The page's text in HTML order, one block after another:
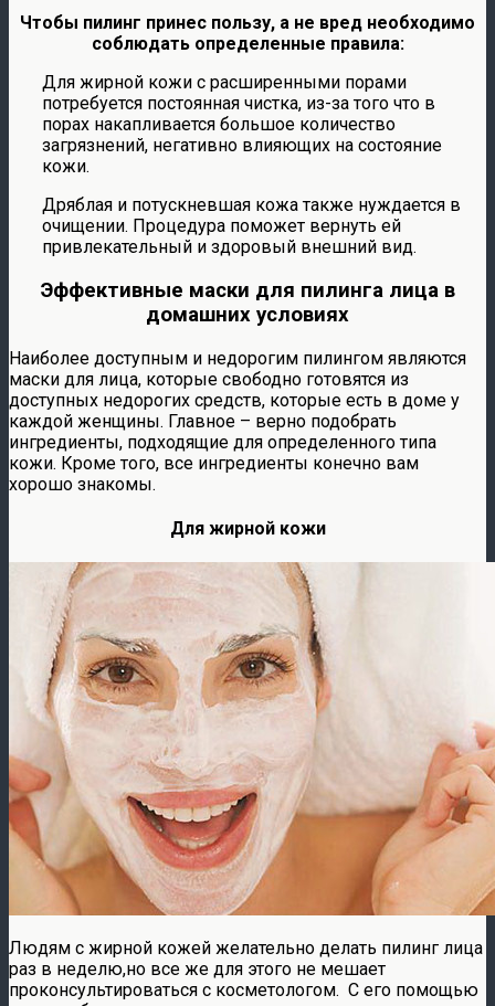
Чтобы пилинг принес пользу, а не вред необходимо
соблюдать определенные правила:
Для жирной кожи с расширенными порами
потребуется постоянная чистка, из-за того что в
порах накапливается большое количество
загрязнений, негативно влияющих на состояние
кожи.
Дряблая и потускневшая кожа также нуждается в
очищении. Процедура поможет вернуть ей
привлекательный и здоровый внешний вид.
Эффективные маски для пилинга лица в
домашних условиях
Наиболее доступным и недорогим пилингом являются
маски для лица, которые свободно готовятся из
доступных недорогих средств, которые есть в доме у
каждой женщины. Главное – верно подобрать
ингредиенты, подходящие для определенного типа
кожи. Кроме того, все ингредиенты конечно вам
хорошо знакомы.
Для жирной кожи
Людям с жирной кожей желательно делать пилинг лица
раз в неделю,но все же для этого не мешает
проконсультироваться с косметологом. С его помощью